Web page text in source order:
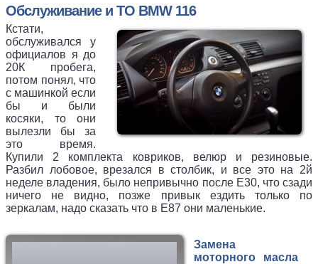
Обслуживание и ТО BMW 116
Кстати,
обслуживался у
официалов я до
20К пробега,
потом понял, что
с машинкой если
бы и были
косяки, то они
вылезли бы за
это время.
Купили 2 комплекта ковриков, велюр и резиновые.
Разбил лобовое, врезался в столбик, и все это на 2й
неделе владения, было непривычно после Е30, что сзади
ничего не видно, позже привык ездить только по
зеркалам, надо сказать что в Е87 они маленькие.
Замена
моторного масла